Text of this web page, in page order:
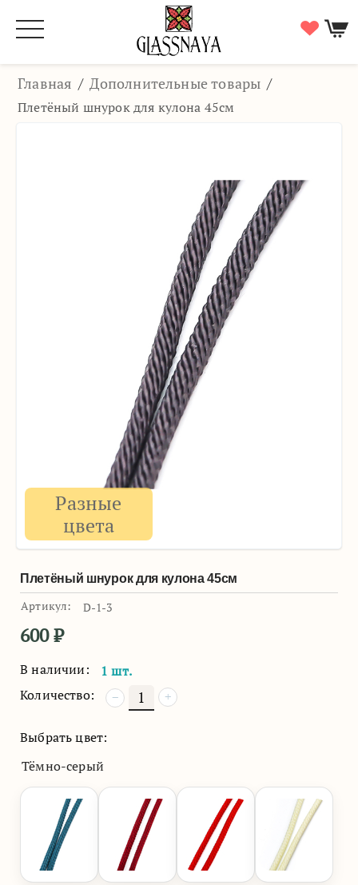
Главная / Дополнительные товары /
Плетёный шнурок для кулона 45см
Разные
цвета
Плетёный шнурок для кулона 45см
Артикул: D-1-3
600₽
В наличии:
1 шт.
Количество:
+
−
Выбрать цвет:
Тёмно-серый